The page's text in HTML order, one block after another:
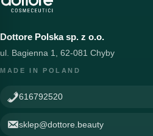
Dottore Polska sp. z o.o.
ul. Bagienna 1, 62-081 Chyby
MADE IN POLAND
616792520
sklep@dottore.beauty